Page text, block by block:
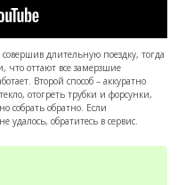
длительную поездку, тогда
что оттают все замерзшие
Второй способ – аккуратно
отогреть трубки и форсунки,
собрать обратно. Если
удалось, обратитесь в сервис.